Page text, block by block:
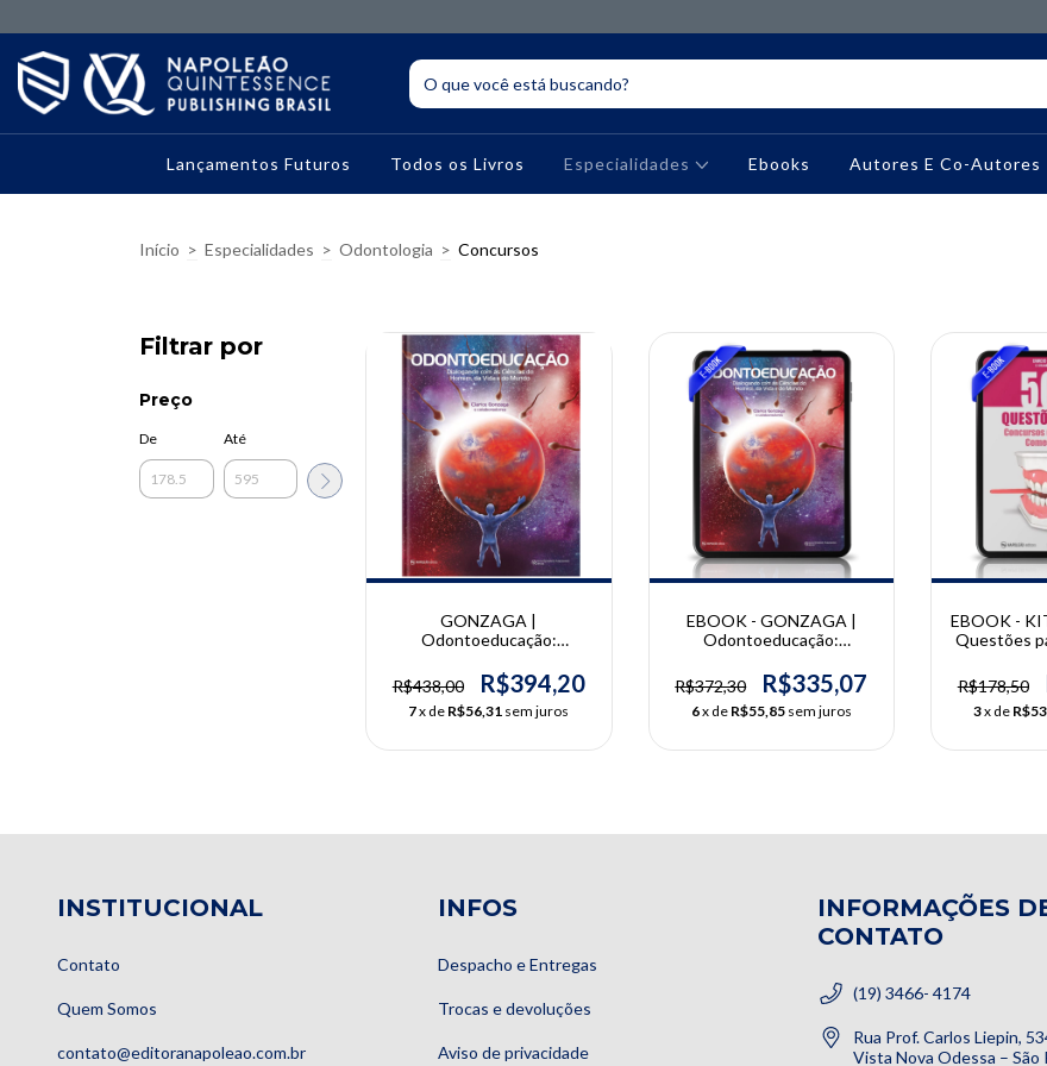
Lançamentos Futuros Todos os Livros Especialidades Ebooks Autores E Co-Autores
Início > Especialidades > Odontologia > Concursos
Filtrar por
Preço
De Até 10% OFF
GONZAGA |
Odontoeducação:
do homem, da vida e do
mundo | Clarice Gonzaga
R$438,00 R$394,20
7x de R$56,31 sem juros
EBOOK - GONZAGA |
Odontoeducação:
do homem, da vida e do
mundo | Clarice Gonzaga
R$372,30 R$335,07
6x de R$55,85 sem juros
EBOOK -
Questões
| DARCIO
R$178,50
3x de
INSTITUCIONAL
Contato
Quem Somos
contato@editoranapoleao.com.br
INFOS
Despacho e Entregas
Trocas e devoluções
Aviso de privacidade
INFORMAÇÕES
CONTATO
(19) 3466- 4174
Rua Prof. Carlos Liepin,
Vista Nova Odessa – São